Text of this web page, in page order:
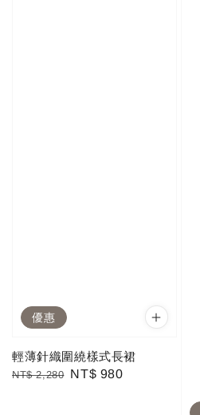
優惠
輕薄針織圍繞樣式長裙
Regular
NT$ 2,280 Sale
NT$ 980